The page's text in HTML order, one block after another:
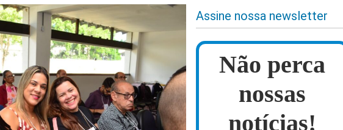
Assine nossa newsletter
Não perca
nossas
notícias!